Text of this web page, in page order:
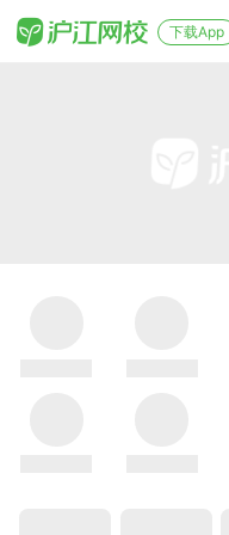
下载App